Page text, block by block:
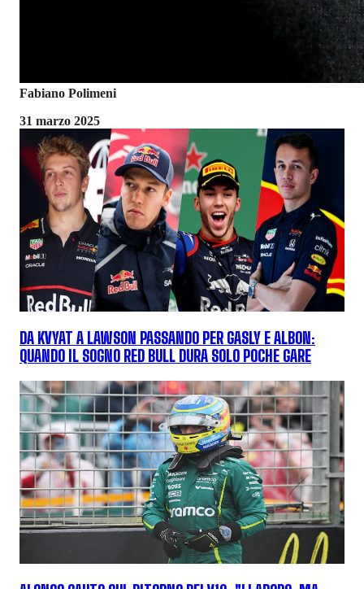
Fabiano Polimeni
31 marzo 2025
DA KVYAT A LAWSON PASSANDO PER GASLY E ALBON:
QUANDO IL SOGNO RED BULL DURA SOLO POCHE GARE